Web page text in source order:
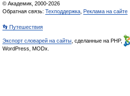
© Академик, 2000-2026
Обратная связь: Техподдержка Реклама на сайте
👣 Путешествия
Экспорт словарей на сайты , сделанные на PHP,
WordPress, MODx.